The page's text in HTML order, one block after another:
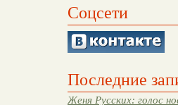
Соцсети
Последние
Женя Русских: голос